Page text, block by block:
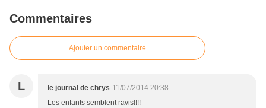
Commentaires
Ajouter un commentaire
L le journal de chrys 11/07/2014 20:38
Les enfants semblent ravis!!!!